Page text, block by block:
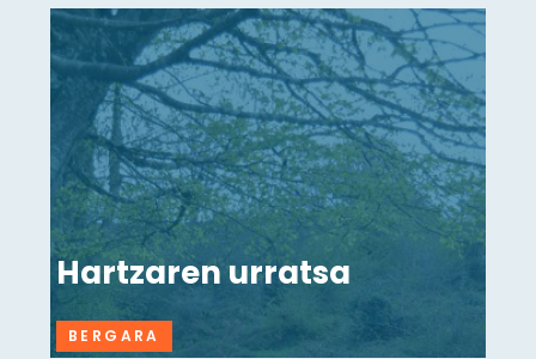
Hartzaren urratsa
BERGARA